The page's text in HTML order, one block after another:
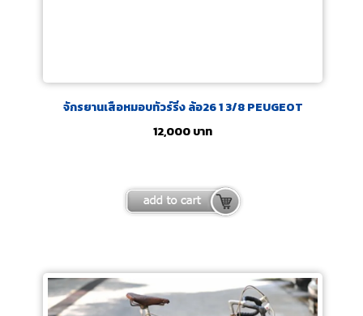
จักรยานเสือหมอบทัวร์ริ่ง ล้อ26 1 3/8 PEUGEOT
12,000บาท